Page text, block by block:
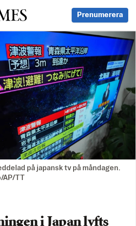
Prenumerera
på japansk tv på måndagen.
AP/TT
i Japan lyfts